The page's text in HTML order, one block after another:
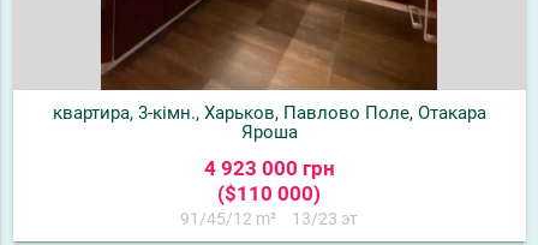
квартира, 3-кімн., Харьков, Павлово Поле, Отакара
Яроша
4 923 000 грн
($110 000)
91/45/12 m² 13/23 эт